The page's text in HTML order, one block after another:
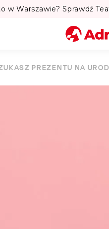
Teatralne Lato w
PREZENTU NA